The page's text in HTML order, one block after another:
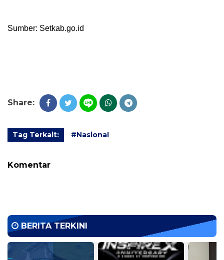
Sumber: Setkab.go.id
Share:
Tag Terkait: #Nasional
Komentar
BERITA TERKINI